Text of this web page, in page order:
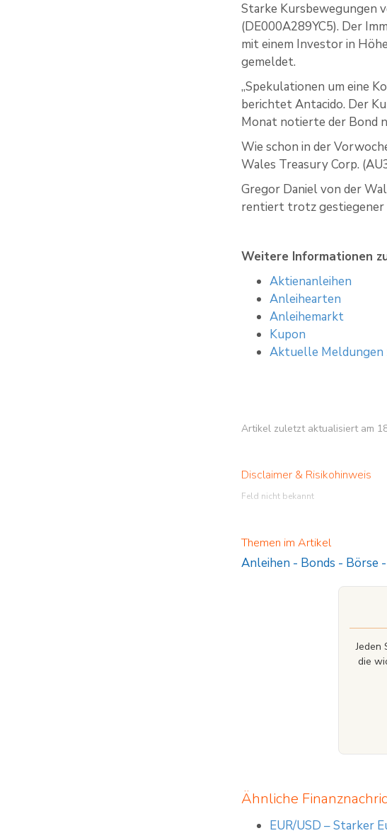
Starke Kursbewegungen
(DE000A289YC5). Der
mit einem Investor in
gemeldet.
„Spekulationen um eine
berichtet Antacido. Der
Monat notierte der Bond
Wie schon in der
Wales Treasury Corp.
Gregor Daniel von der
rentiert trotz gestiegener
Weitere Informationen
Aktienanleihen
Anleihearten
Anleihemarkt
Kupon
Aktuelle Meldungen
Artikel zuletzt aktualisiert am
Disclaimer & Risikohinweis
Feld nicht bekannt
Themen im Artikel
Anleihen - Bonds - Börse -
Jeden
die
Ähnliche
EUR/USD – Starker